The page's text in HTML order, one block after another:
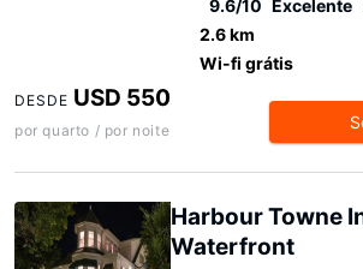
9.6/10 Excelente
2.6 km
Wi-fi grátis
DESDE USD 550
por quarto / por noite
Harbour Towne
Waterfront